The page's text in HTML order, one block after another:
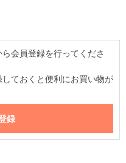
会員登録を行ってくださ
ておくと便利にお買い物が